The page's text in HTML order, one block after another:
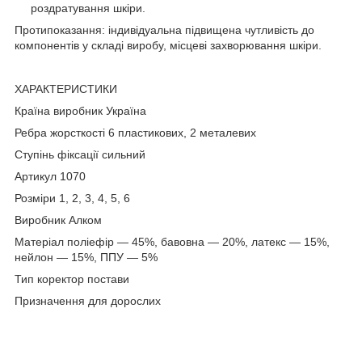
роздратування шкіри.
Протипоказання: індивідуальна підвищена чутливість до
компонентів у складі виробу, місцеві захворювання шкіри.
ХАРАКТЕРИСТИКИ
Країна виробник Україна
Ребра жорсткості 6 пластикових, 2 металевих
Cтупінь фіксації сильний
Артикул 1070
Розміри 1, 2, 3, 4, 5, 6
Виробник Алком
Матеріал поліефір — 45%, бавовна — 20%, латекс — 15%,
нейлон — 15%, ППУ — 5%
Тип коректор постави
Призначення для дорослих